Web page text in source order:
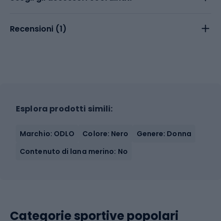
Recensioni (1)
Esplora prodotti simili:
Marchio: ODLO Colore: Nero
Genere: Donna
Contenuto di lana merino: No
Categorie sportive popolari